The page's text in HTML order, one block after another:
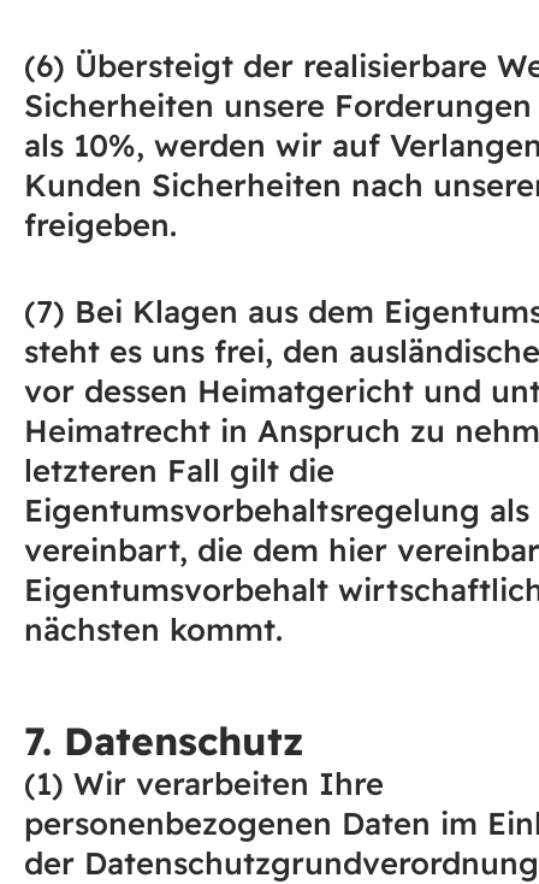
(6) Übersteigt der realisierbare
Sicherheiten unsere
als 10%, werden wir auf
Kunden Sicherheiten nach
freigeben.
(7) Bei Klagen aus dem
steht es uns frei, den
vor dessen Heimatgericht und
Heimatrecht in Anspruch zu
letzteren Fall gilt die
Eigentumsvorbehaltsregelung als
vereinbart, die dem hier
Eigentumsvorbehalt
nächsten kommt.
7. Datenschutz
(1) Wir verarbeiten Ihre
personenbezogenen Daten im
der